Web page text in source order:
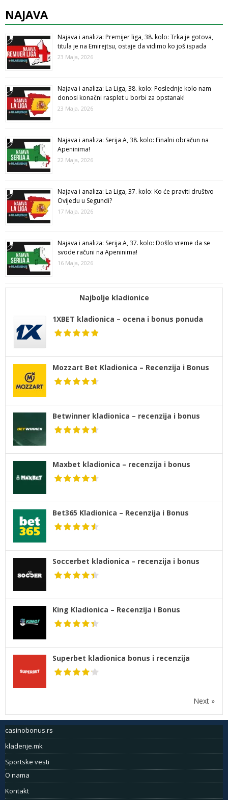
NAJAVA
Najava i analiza: Premijer liga, 38. kolo: Trka je gotova,
titula je na Emirejtsu, ostaje da vidimo ko još ispada
23 Maja, 2026
Najava i analiza: La Liga, 38. kolo: Poslednje kolo nam
donosi konačni rasplet u borbi za opstanak!
23 Maja, 2026
Najava i analiza: Serija A, 38. kolo: Finalni obračun na
Apeninima!
22 Maja, 2026
Najava i analiza: La Liga, 37. kolo: Ko će praviti društvo
Ovijedu u Segundi?
17 Maja, 2026
Najava i analiza: Serija A, 37. kolo: Došlo vreme da se
svode računi na Apeninima!
16 Maja, 2026
Najbolje kladionice
1XBET kladionica – ocena i bonus ponuda
Mozzart Bet Kladionica – Recenzija i Bonus
Betwinner kladionica – recenzija i bonus
Maxbet kladionica – recenzija i bonus
Bet365 Kladionica – Recenzija i Bonus
Soccerbet kladionica – recenzija i bonus
King Kladionica – Recenzija i Bonus
Superbet kladionica bonus i recenzija
Next »
casinobonus.rs
kladenje.mk
Sportske vesti
O nama
Kontakt